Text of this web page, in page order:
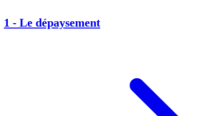
1 - Le dépaysement